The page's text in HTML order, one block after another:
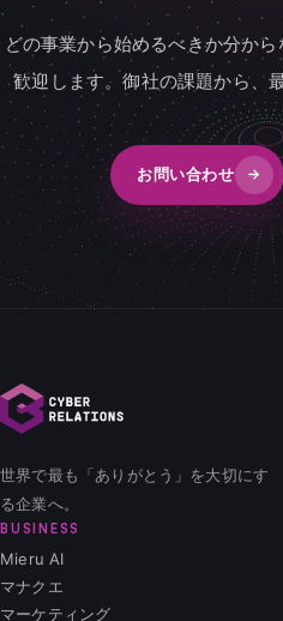
どの事業から始めるべきか分か
歓迎します。御社の課題から、
お問い合わせ
世界で最も「ありがとう」を大切にす
る企業へ。
BUSINESS
Mieru AI
マナクエ
マーケティング